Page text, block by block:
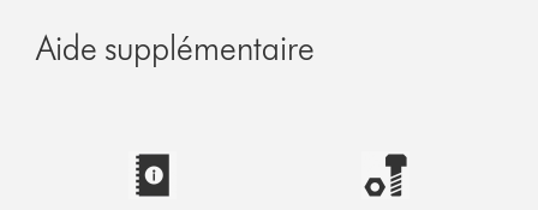
Aide supplémentaire